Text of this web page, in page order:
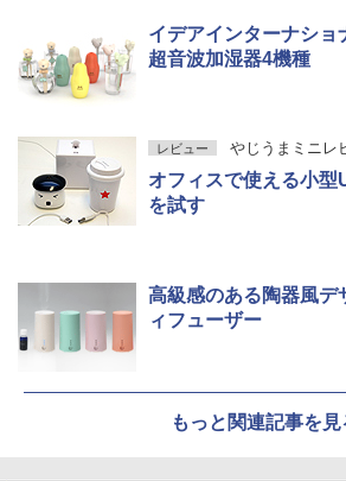
イデアインターナショ
超音波加湿器4機種
レビュー やじうまミニレ
オフィスで使える小型
を試す
高級感のある陶器風デ
ィフューザー
もっと関連記事を見